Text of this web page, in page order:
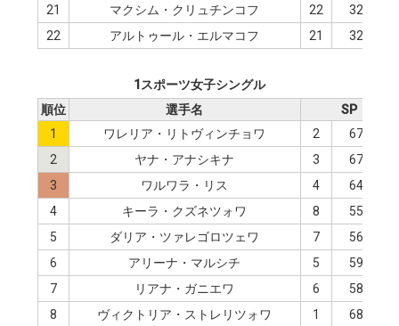
21
マクシム・クリュチンコフ 22
32.53
22
アルトゥール・エルマコフ 21 32.66
1スポーツ女子シングル
順位
選手名
SP
1
ワレリア・リトヴィンチョワ 2
67.65
2
ヤナ・アナシキナ 3
67.20
3
ワルワラ・リス 4
64.03
4
キーラ・クズネツォワ 8
55.51
5
ダリア・ツァレゴロツェワ 7
56.99
6
アリーナ・マルシチ 5
59.80
7
リアナ・ガニエワ 6
58.07
8
ヴィクトリア・ストレリツォワ 1
68.22